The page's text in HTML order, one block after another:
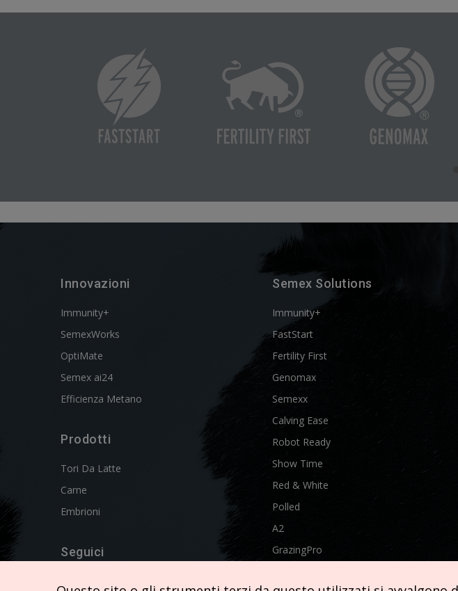
Innovazioni
Immunity+
SemexWorks
OptiMate
Semex ai24
Efficienza Metano
Prodotti
Tori Da Latte
Carne
Embrioni
Seguici
Semex Solutions
Immunity+
FastStart
Fertility First
Genomax
Semexx
Calving Ease
Robot Ready
Show Time
Red & White
Polled
A2
GrazingPro